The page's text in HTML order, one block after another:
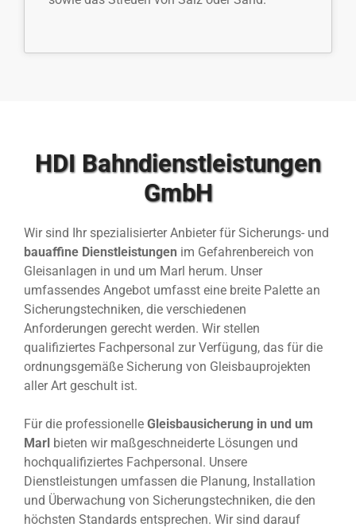
HDI Bahndienstleistungen
GmbH
Wir sind Ihr spezialisierter Anbieter für Sicherungs- und
bauaffine Dienstleistungen im Gefahrenbereich von
Gleisanlagen in und um Marl herum. Unser
umfassendes Angebot umfasst eine breite Palette an
Sicherungstechniken, die verschiedenen
Anforderungen gerecht werden. Wir stellen
qualifiziertes Fachpersonal zur Verfügung, das für die
ordnungsgemäße Sicherung von Gleisbauprojekten
aller Art geschult ist.
Für die professionelle Gleisbausicherung in und um
Marl bieten wir maßgeschneiderte Lösungen und
hochqualifiziertes Fachpersonal. Unsere
Dienstleistungen umfassen die Planung, Installation
und Überwachung von Sicherungstechniken, die den
höchsten Standards entsprechen. Wir sind darauf